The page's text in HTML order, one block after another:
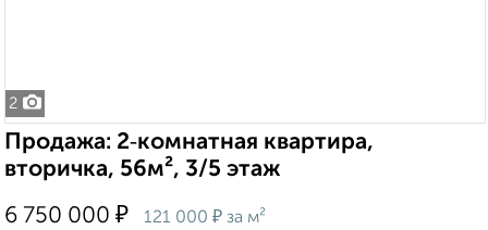
2
Продажа: 2‑комнатная квартира,
вторичка, 56м², 3/5 этаж
6 750 000 ₽ 121 000 ₽ за м²